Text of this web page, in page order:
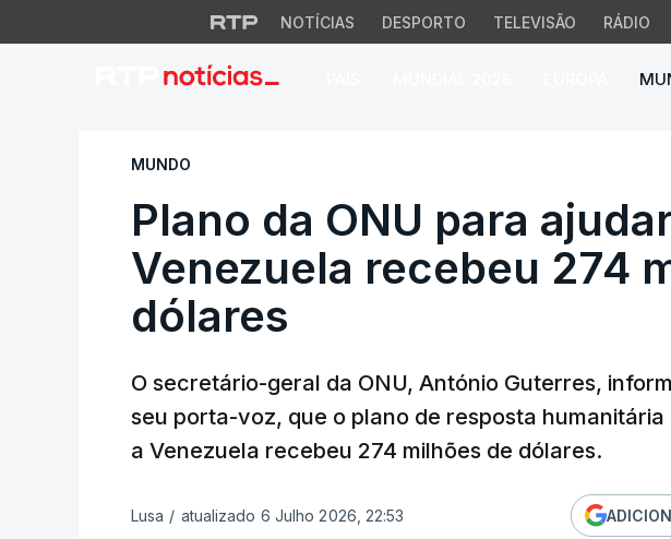
NOTÍCIAS DESPORTO TELEVISÃO RÁDIO
Plano da ONU para
MUNDO
Plano da ONU para
Venezuela recebeu 274
dólares
O secretário-geral da ONU, António Guterres,
seu porta-voz, que o plano de resposta
a Venezuela recebeu 274 milhões de dólares.
Lusa / atualizado 6 Julho 2026, 22:53